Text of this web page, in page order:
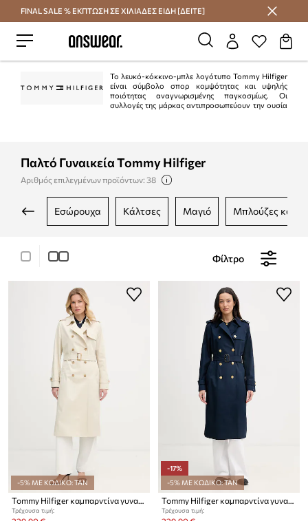
Εξοικονομήστε με το Answear Club
FINAL SALE % ΕΚΠΤΩΣΗ ΣΕ ΧΙΛΙΑΔΕΣ ΕΙΔΗ [ΔΕΙΤΕ]
Το λευκό-κόκκινο-μπλε λογότυπο Tommy Hilfiger
είναι σύμβολο σπορ κομψότητας και υψηλής
ποιότητας αναγνωρισμένης παγκοσμίως. Οι
συλλογές της μάρκας αντιπροσωπεύουν την ουσία
Παλτό Γυναικεία Tommy Hilfiger
Αριθμός επιλεγμένων προϊόντων: 38
εσώρουχα κάλτσες μαγιό μπλούζες και
Φίλτρο
-5% ΜΕ ΚΩΔΙΚΟ: TAN
Tommy Hilfiger καμπαρντίνα γυναικεία βαμβακερή
Τρέχουσα τιμή:
-17%
-5% ΜΕ ΚΩΔΙΚΟ: TAN
Tommy Hilfiger καμπαρντίνα γυναικεία βαμβακερή
Τρέχουσα τιμή: